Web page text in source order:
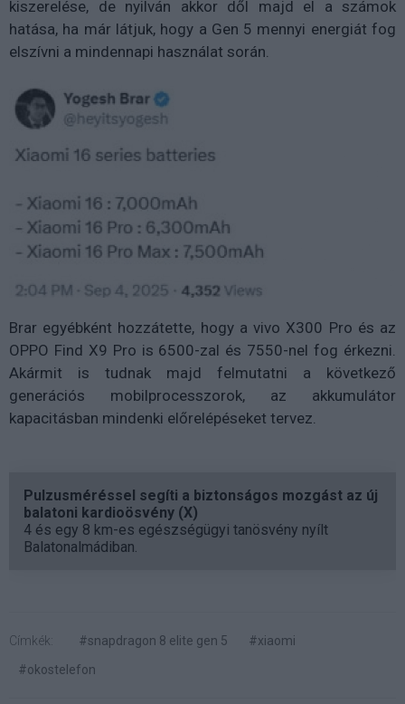
kiszerelése, de nyilván akkor dől majd el a számok
hatása, ha már látjuk, hogy a Gen 5 mennyi energiát fog
elszívni a mindennapi használat során.
Brar egyébként hozzátette, hogy a vivo X300 Pro és az
OPPO Find X9 Pro is 6500-zal és 7550-nel fog érkezni.
Akármit is tudnak majd felmutatni a következő
generációs mobilprocesszorok, az akkumulátor
kapacitásban mindenki előrelépéseket tervez.
Pulzusméréssel segíti a biztonságos mozgást az új
balatoni kardioösvény (X)
4 és egy 8 km-es egészségügyi tanösvény nyílt
Balatonalmádiban.
Címkék: #snapdragon 8 elite gen 5
#xiaomi
#okostelefon